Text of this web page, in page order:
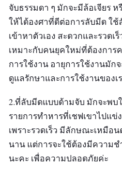
จับธรรมดา ๆ มักจะมีล้อเจียร
ให้ได้องศาที่ดีต่อการลับมีด ใช้
เข้าหาตัวเอง สะดวกและรวดเ
เหมาะกับคนยุคใหม่ที่ต้องการ
การใช้งาน อายุการใช้งานมัก
ดูแลรักษาและการใช้งานของเ
2.ที่ลับมีดแบบด้ามจับ มักจะพบ
รายการทำหารที่เชฟเขาไปแ
เพราะรวดเร็ว มีลักษณะเหมือ
นาน แต่การจะใช้ต้องมีความ
นะคะ เพื่อความปลอดภัยค่ะ